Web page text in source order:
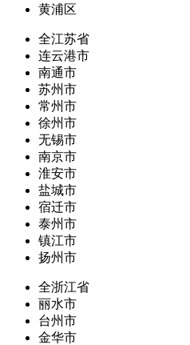
黄浦区
全江苏省
连云港市
南通市
苏州市
常州市
徐州市
无锡市
南京市
淮安市
盐城市
宿迁市
泰州市
镇江市
扬州市
全浙江省
丽水市
台州市
金华市